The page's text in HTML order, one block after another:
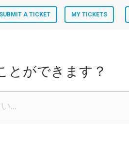
SUBMIT A TICKET MY TICKETS
とができます？